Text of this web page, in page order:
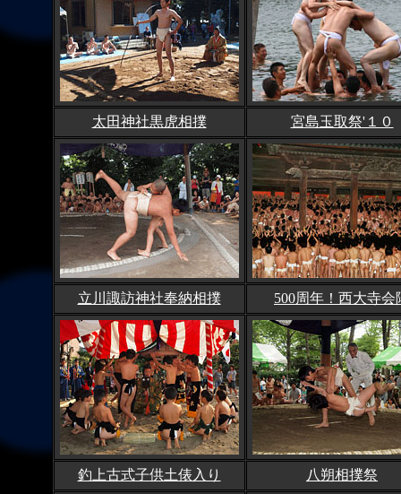
太田神社黒虎相撲 宮島玉取祭'１０
立川諏訪神社奉納相撲 500周年！西大寺会
釣上古式子供土俵入り 八朔相撲祭